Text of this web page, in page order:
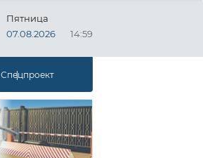
Пятница
07.08.2026
14:59
Спецпроект